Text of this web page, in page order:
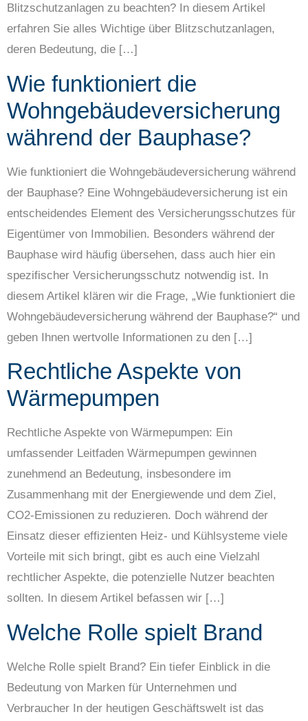
Blitzschutzanlagen zu beachten? In diesem Artikel
erfahren Sie alles Wichtige über Blitzschutzanlagen,
deren Bedeutung, die […]
Wie funktioniert die
Wohngebäudeversicherung
während der Bauphase?
Wie funktioniert die Wohngebäudeversicherung während
der Bauphase? Eine Wohngebäudeversicherung ist ein
entscheidendes Element des Versicherungsschutzes für
Eigentümer von Immobilien. Besonders während der
Bauphase wird häufig übersehen, dass auch hier ein
spezifischer Versicherungsschutz notwendig ist. In
diesem Artikel klären wir die Frage, „Wie funktioniert die
Wohngebäudeversicherung während der Bauphase?“ und
geben Ihnen wertvolle Informationen zu den […]
Rechtliche Aspekte von
Wärmepumpen
Rechtliche Aspekte von Wärmepumpen: Ein
umfassender Leitfaden Wärmepumpen gewinnen
zunehmend an Bedeutung, insbesondere im
Zusammenhang mit der Energiewende und dem Ziel,
CO2-Emissionen zu reduzieren. Doch während der
Einsatz dieser effizienten Heiz- und Kühlsysteme viele
Vorteile mit sich bringt, gibt es auch eine Vielzahl
rechtlicher Aspekte, die potenzielle Nutzer beachten
sollten. In diesem Artikel befassen wir […]
Welche Rolle spielt Brand
Welche Rolle spielt Brand? Ein tiefer Einblick in die
Bedeutung von Marken für Unternehmen und
Verbraucher In der heutigen Geschäftswelt ist das